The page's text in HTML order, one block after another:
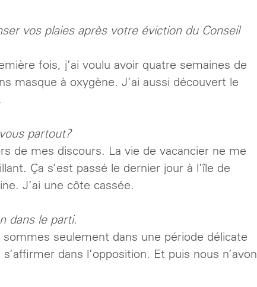
vos plaies après votre éviction du Conseil
fois, j’ai voulu avoir quatre semaines de
masque à oxygène. J’ai aussi découvert le
partout?
de mes discours. La vie de vacancier ne me
Ça s’est passé le dernier jour à l’île de
J’ai une côte cassée.
dans le parti.
sommes seulement dans une période délicate
dans l’opposition. Et puis nous